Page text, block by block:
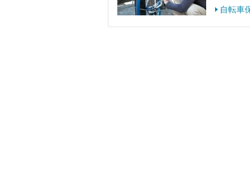
自転車